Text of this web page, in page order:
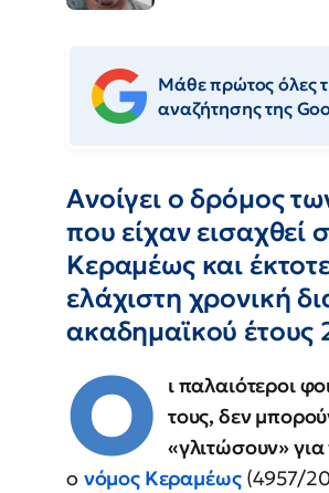
Μάθε πρώτος όλες
αναζήτησης της
Ανοίγει ο δρόμος
που είχαν εισαχθεί
Κεραμέως και
ελάχιστη χρονική
ακαδημαϊκού έτους
Ο
ι παλαιότεροι
τους, δεν
«γλιτώσουν»
ο νόμος Κεραμέως(4957/